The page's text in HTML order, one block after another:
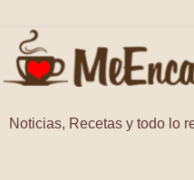
Noticias, Recetas y todo lo